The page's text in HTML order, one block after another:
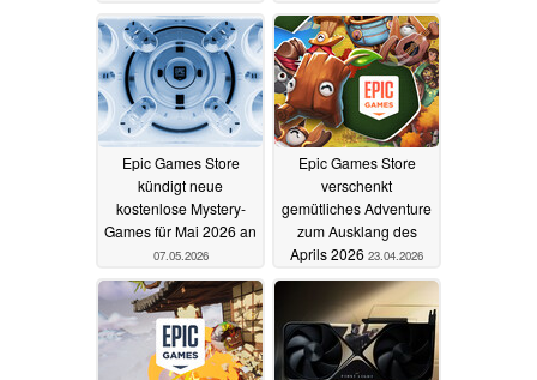
Epic Games Store
kündigt neue
kostenlose Mystery-
Games für Mai 2026 an
07.05.2026
Epic Games Store
verschenkt
gemütliches Adventure
zum Ausklang des
Aprils 2026 23.04.2026